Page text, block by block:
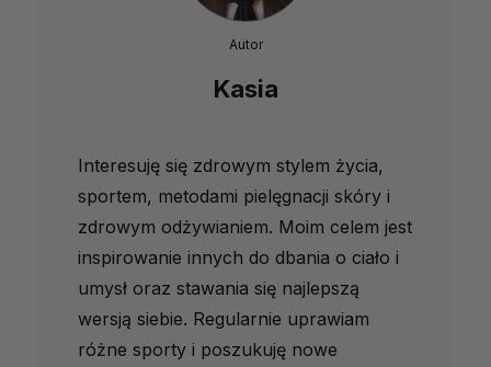
Autor
Kasia
Interesuję się zdrowym stylem życia,
sportem, metodami pielęgnacji skóry i
zdrowym odżywianiem. Moim celem jest
inspirowanie innych do dbania o ciało i
umysł oraz stawania się najlepszą
wersją siebie. Regularnie uprawiam
różne sporty i poszukuję nowe